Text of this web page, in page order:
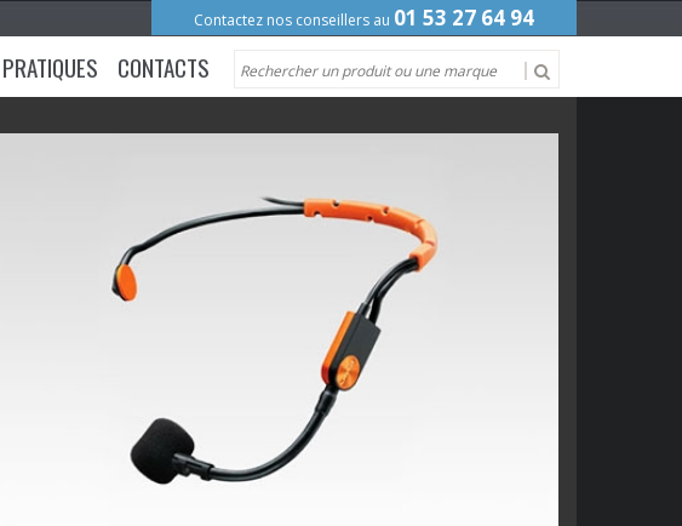
Contactez nos conseillers au 01 53 27 64 94
CONTACTS